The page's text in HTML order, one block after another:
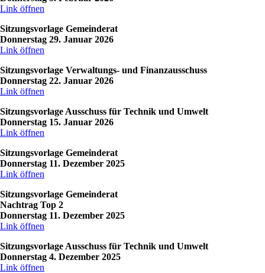
Link öffnen
Sitzungsvorlage Gemeinderat
Donnerstag 29. Januar 2026
Link öffnen
Sitzungsvorlage Verwaltungs- und Finanzausschuss
Donnerstag 22. Januar 2026
Link öffnen
Sitzungsvorlage Ausschuss für Technik und Umwelt
Donnerstag 15. Januar 2026
Link öffnen
Sitzungsvorlage Gemeinderat
Donnerstag 11. Dezember 2025
Link öffnen
Sitzungsvorlage Gemeinderat
Nachtrag Top 2
Donnerstag 11. Dezember 2025
Link öffnen
Sitzungsvorlage Ausschuss für Technik und Umwelt
Donnerstag 4. Dezember 2025
Link öffnen